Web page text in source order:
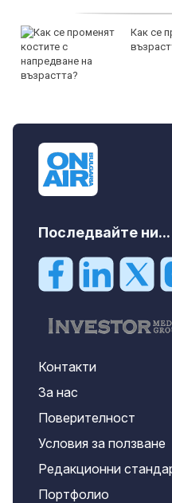
Как се
Последвайте ни...
Контакти
За нас
Поверителност
Условия за ползване
Редакционни
Портфолио